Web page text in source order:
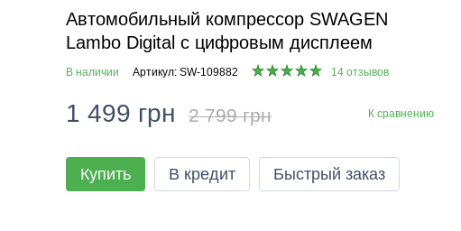
Автомобильный компрессор SWAGEN
Lambo Digital с цифровым дисплеем
В наличии Артикул: SW-109882 14 отзывов
1 499 грн 2 799 грн К сравнению
Купить В кредит Быстрый заказ